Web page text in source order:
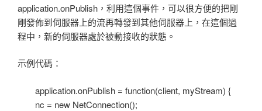
application.onPublish，利用這個事件，可以很方便的把剛
剛發佈到伺服器上的流再轉發到其他伺服器上，在這個過
程中，新的伺服器處於被動接收的狀態。
示例代碼：
application.onPublish = function(client, myStream) {
nc = new NetConnection();